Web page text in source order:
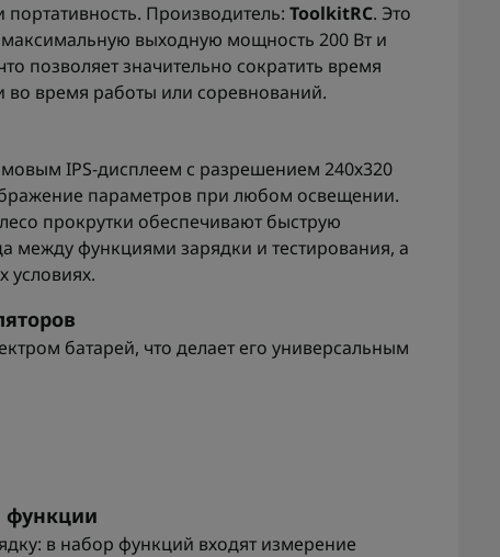
Производитель: ToolkitRC. Это
максимальную выходную мощность 200 Вт и
позволяет значительно сократить время
во время работы или соревнований.
IPS-дисплеем с разрешением 240х320
параметров при любом освещении.
прокрутки обеспечивают быструю
между функциями зарядки и тестирования, а
условиях.
батарей, что делает его универсальным
функции
в набор функций входят измерение